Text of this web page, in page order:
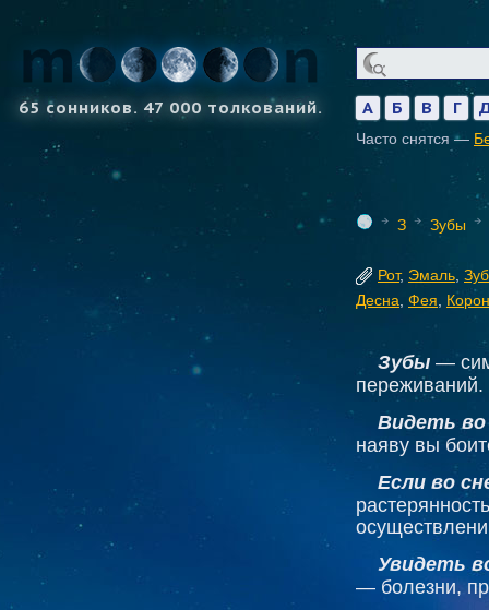
65 сонников. 47 000 толкований. А Б В Г
Часто снятся —
З Зубы
Рот, Эмаль
Десна Фея
Зубы —
переживаний.
Видеть
наяву вы
Если во
Увидеть
— болезни,